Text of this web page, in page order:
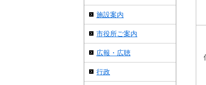
施設案内
市役所ご案内
広報・広聴
行政